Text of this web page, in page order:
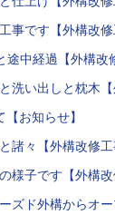
事です【外構改修
途中経過【外構改
洗い出しと枕木
お知らせ】
諸々【外構改修工
様子です【外構
ズド外構からオ